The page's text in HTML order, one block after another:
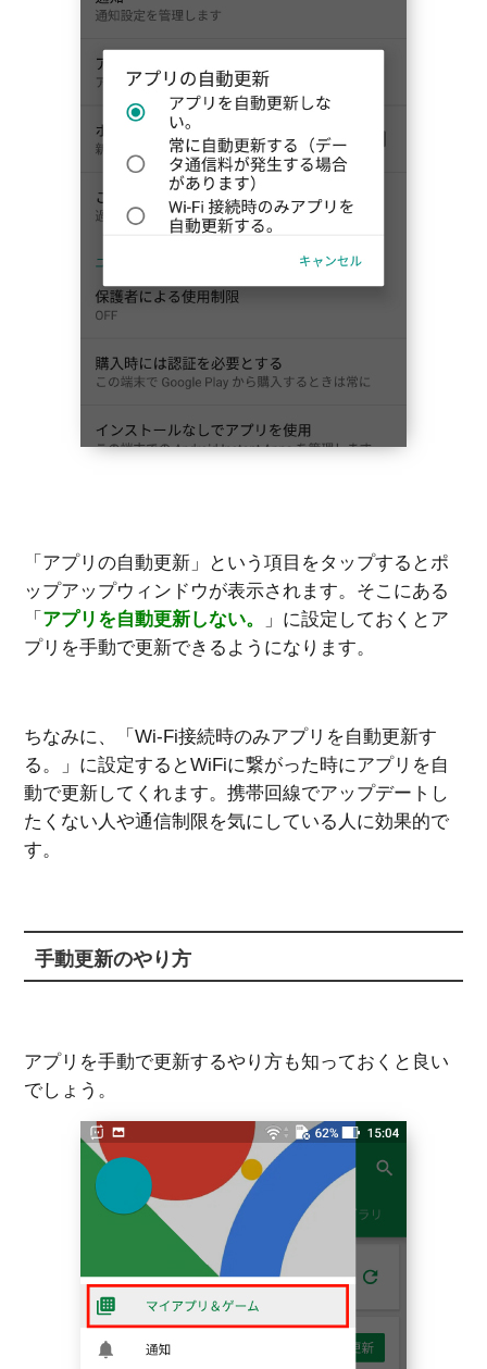
「アプリの自動更新」という項目をタップするとポ
ップアップウィンドウが表示されます。そこにある
「 アプリを自動更新しない。
」に設定しておくとア
プリを手動で更新できるようになります。
ちなみに、「Wi-Fi接続時のみアプリを自動更新す
る。」に設定するとWiFiに繋がった時にアプリを自
動で更新してくれます。携帯回線でアップデートし
たくない人や通信制限を気にしている人に効果的で
す。
手動更新のやり方
アプリを手動で更新するやり方も知っておくと良い
でしょう。